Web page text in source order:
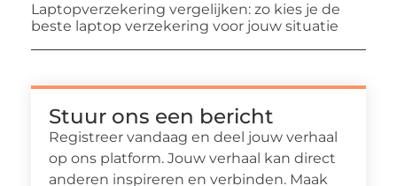
Laptopverzekering vergelijken: zo kies je de
beste laptop verzekering voor jouw situatie
Stuur ons een bericht
Registreer vandaag en deel jouw verhaal
op ons platform. Jouw verhaal kan direct
anderen inspireren en verbinden. Maak